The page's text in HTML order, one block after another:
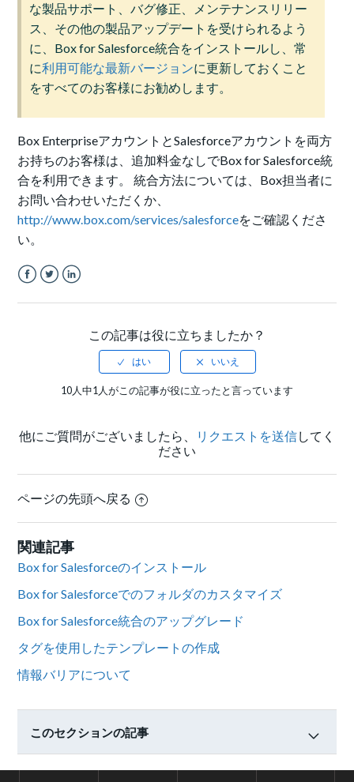
な製品サポート、バグ修正、メンテナンスリリー
ス、その他の製品アップデートを受けられるよう
に、Box for Salesforce統合をインストールし、常
に利用可能な最新バージョンに更新しておくこと
をすべてのお客様にお勧めします。
Box EnterpriseアカウントとSalesforceアカウントを両方
お持ちのお客様は、追加料金なしでBox for Salesforce統
合を利用できます。 統合方法については、Box担当者に
お問い合わせいただくか、
http://www.box.com/services/salesforceをご確認くださ
い。
この記事は役に立ちましたか？
10人中1人がこの記事が役に立ったと言っています
他にご質問がございましたら、 リクエストを送信してく
ださい
ページの先頭へ戻る
関連記事
Box for Salesforceのインストール
Box for Salesforceでのフォルダのカスタマイズ
Box for Salesforce統合のアップグレード
タグを使用したテンプレートの作成
情報バリアについて
このセクションの記事